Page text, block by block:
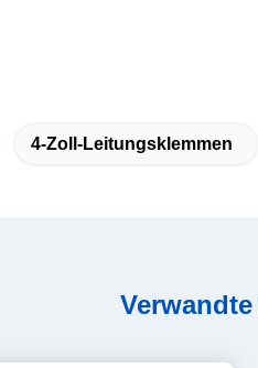
4-Zoll-Leitungsklemmen